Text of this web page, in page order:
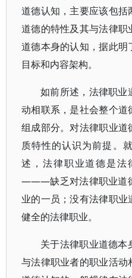
道德认知，主要应该包
道德的特性及其与法律
道德本身的认知，据此
目标和内容架构。
如前所述，法律职业
动相联系，是社会整个
组成部分。对法律职业
质特性的认识为前提。
述，法律职业道德是法
———缺乏对法律职业道
业的一员；没有法律职
健全的法律职业。
关于法律职业道德本
与法律职业者的职业活